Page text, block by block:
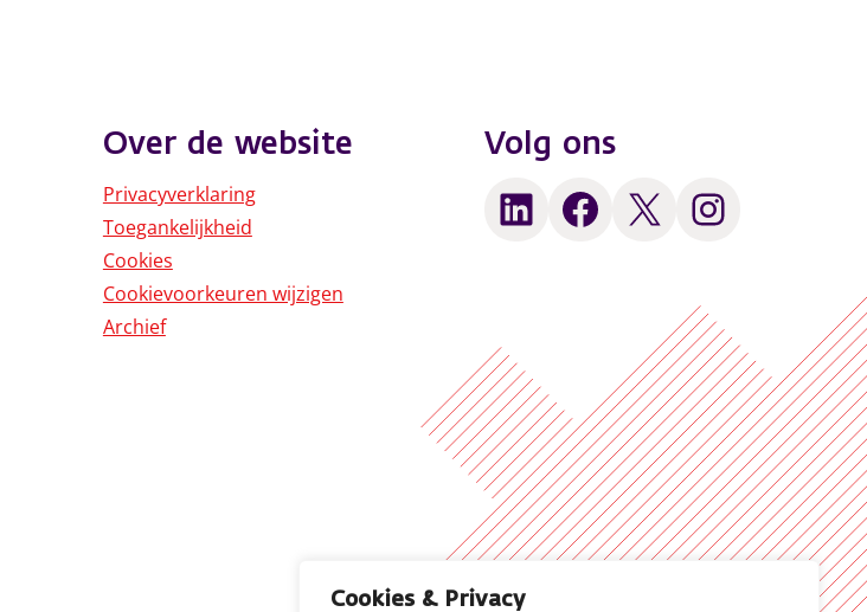
Cookies & Privacy
(externe link)
Over de website
Privacyverklaring
Toegankelijkheid
Cookies
Cookievoorkeuren wijzigen
Archief
Volg ons
LinkedIn Facebook X Instagram